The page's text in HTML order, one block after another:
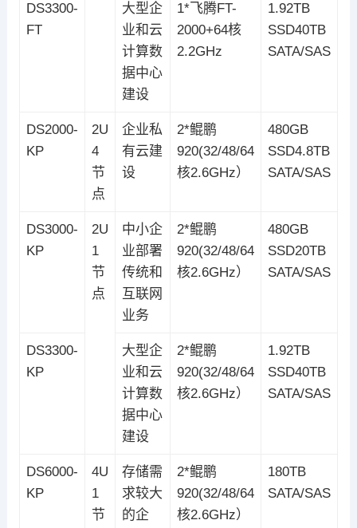
DS3300-
FT
大型企
业和云
计算数
据中心
建设
1*飞腾FT-
2000+64核
2.2GHz
1.92TB
SSD40TB
SATA/SAS
DS2000-
KP
2U
4
节
点
企业私
有云建
设
2*鲲鹏
920(32/48/64
核2.6GHz）
480GB
SSD4.8TB
SATA/SAS
DS3000-
KP
2U
1
节
点
中小企
业部署
传统和
互联网
业务
2*鲲鹏
920(32/48/64
核2.6GHz）
480GB
SSD20TB
SATA/SAS
DS3300-
KP
大型企
业和云
计算数
据中心
建设
2*鲲鹏
920(32/48/64
核2.6GHz）
1.92TB
SSD40TB
SATA/SAS
DS6000-
KP
4U
1
节
存储需
求较大
的企
2*鲲鹏
920(32/48/64
核2.6GHz）
180TB
SATA/SAS